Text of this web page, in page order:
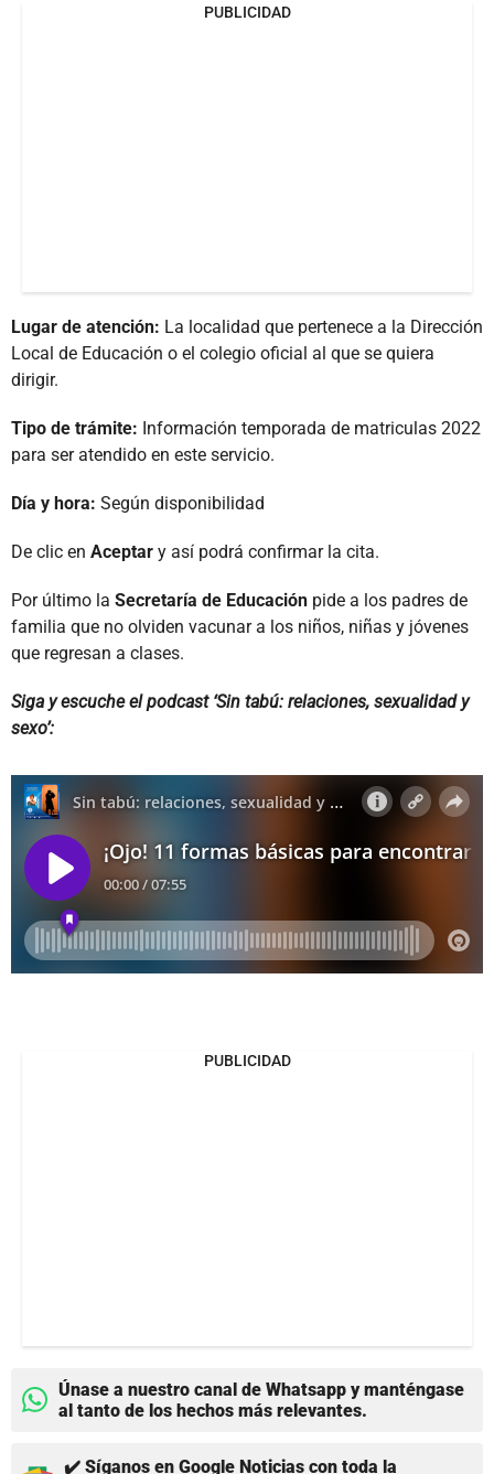
PUBLICIDAD
Lugar de atención: La localidad que pertenece a la Dirección
Local de Educación o el colegio oficial al que se quiera
dirigir.
Tipo de trámite: Información temporada de matriculas 2022
para ser atendido en este servicio.
Día y hora: Según disponibilidad
De clic en Aceptar y así podrá confirmar la cita.
Por último la Secretaría de Educación pide a los padres de
familia que no olviden vacunar a los niños, niñas y jóvenes
que regresan a clases.
Siga y escuche el podcast ‘Sin tabú: relaciones, sexualidad y
sexo’:
PUBLICIDAD
Únase a nuestro canal de Whatsapp y manténgase
al tanto de los hechos más relevantes.
✔️ Síganos en Google Noticias con toda la